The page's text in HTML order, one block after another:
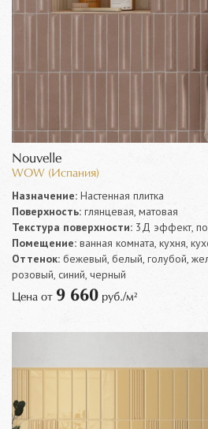
Nouvelle
WOW (Испания)
Назначение: Настенная плитка
Поверхность: глянцевая, матовая
Текстура поверхности: 3Д эффект,
Помещение: ванная комната, кухня,
Оттенок: бежевый, белый, голубой,
розовый, синий, черный
Цена от 9 660 руб./м²